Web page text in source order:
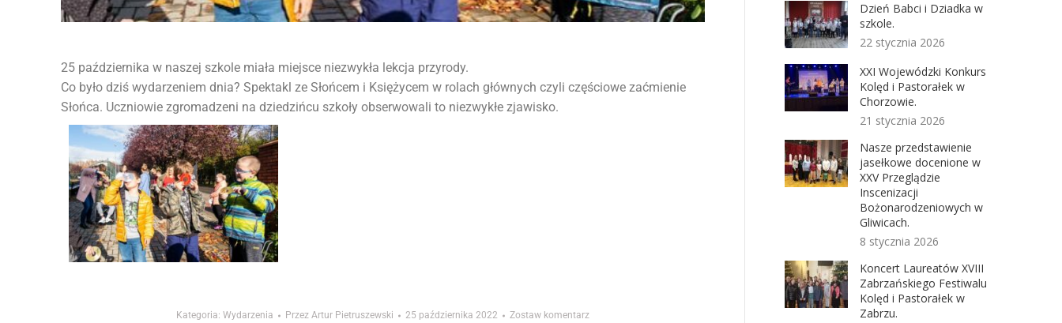
25 października w naszej szkole miała miejsce niezwykła lekcja przyrody.
Co było dziś wydarzeniem dnia? Spektakl ze Słońcem i Księżycem w rolach głównych czyli częściowe zaćmienie
Słońca. Uczniowie zgromadzeni na dziedzińcu szkoły obserwowali to niezwykłe zjawisko.
Kategoria: Wydarzenia Przez Artur Pietruszewski 25 października 2022 Zostaw komentarz
Dzień Babci i Dziadka w
szkole.
22 stycznia 2026
XXI Wojewódzki Konkurs
Kolęd i Pastorałek w
Chorzowie.
21 stycznia 2026
Nasze przedstawienie
jasełkowe docenione w
XXV Przeglądzie
Inscenizacji
Bożonarodzeniowych w
Gliwicach.
8 stycznia 2026
Koncert Laureatów XVIII
Zabrzańskiego Festiwalu
Kolęd i Pastorałek w
Zabrzu.